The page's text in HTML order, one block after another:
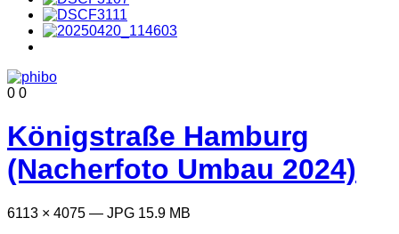
0 0
Königstraße Hamburg
(Nacherfoto Umbau 2024)
6113 × 4075 — JPG 15.9 MB